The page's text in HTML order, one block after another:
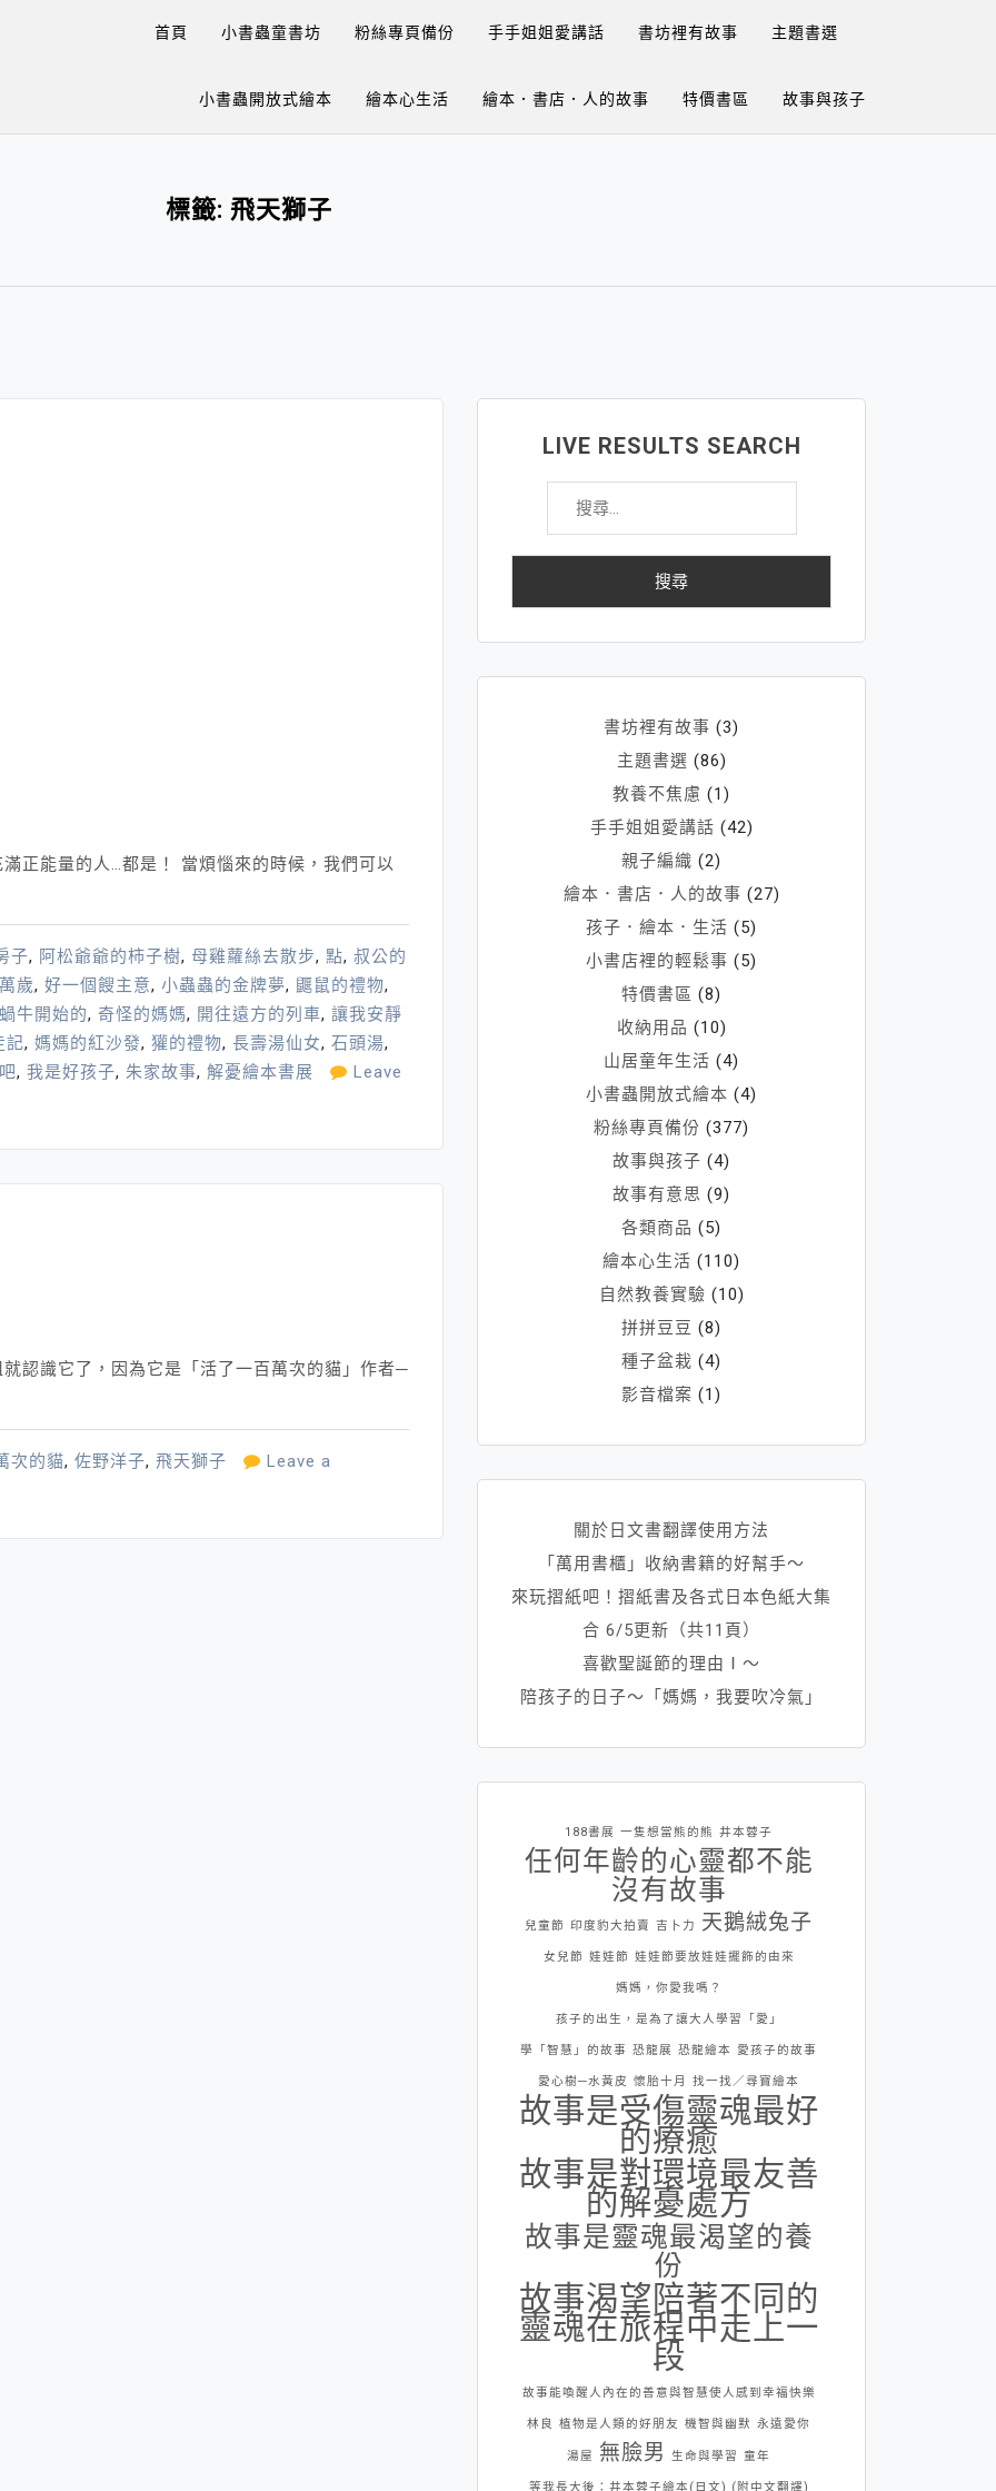
首頁 小書蟲童書坊 粉絲專頁備份 手手姐姐愛講話 書坊裡有故事 主題書選
小書蟲開放式繪本 繪本心生活 繪本．書店．人的故事 特價書區 故事與孩子
標籤: 飛天獅子
正能量的人…都是！ 當煩惱來的時候，我們可以
子, 阿松爺爺的柿子樹, 母雞蘿絲去散步, 點, 叔公的
歲, 好一個餿主意, 小蟲蟲的金牌夢, 鼴鼠的禮物,
牛開始的, 奇怪的媽媽, 開往遠方的列車, 讓我安靜
記, 媽媽的紅沙發, 獾的禮物, 長壽湯仙女, 石頭湯,
, 我是好孩子, 朱家故事, 解憂繪本書展
Leave
認識它了，因為它是「活了一百萬次的貓」作者─
次的貓, 佐野洋子, 飛天獅子
Leave a
LIVE RESULTS SEARCH
搜
關
書坊裡有故事 (3)
主題書選 (86)
教養不焦慮 (1)
手手姐姐愛講話 (42)
親子編織 (2)
繪本．書店．人的故事 (27)
孩子．繪本．生活 (5)
小書店裡的輕鬆事 (5)
特價書區 (8)
收納用品 (10)
山居童年生活 (4)
小書蟲開放式繪本 (4)
粉絲專頁備份 (377)
故事與孩子 (4)
故事有意思 (9)
各類商品 (5)
繪本心生活 (110)
自然教養實驗 (10)
拼拼豆豆 (8)
種子盆栽 (4)
影音檔案 (1)
關於日文書翻譯使用方法
「萬用書櫃」收納書籍的好幫手～
來玩摺紙吧！摺紙書及各式日本色紙大集
合 6/5更新（共11頁）
喜歡聖誕節的理由Ⅰ～
陪孩子的日子～「媽媽，我要吹冷氣」
188書展 一隻想當熊的熊 井本蓉子
任何年齡的心靈都不能
沒有故事
兒童節 印度豹大拍賣 吉卜力 天鵝絨兔子
女兒節 娃娃節 娃娃節要放娃娃擺飾的由來
媽媽，你愛我嗎？
孩子的出生，是為了讓大人學習「愛」
學「智慧」的故事 恐龍展 恐龍繪本 愛孩子的故事
愛心樹─水黃皮 懷胎十月 找一找／尋寶繪本
故事是受傷靈魂最好
的療癒
故事是對環境最友善
的解憂處方
故事是靈魂最渴望的養
份
故事渴望陪著不同的
靈魂在旅程中走上一
段
故事能喚醒人內在的善意與智慧使人感到幸福快樂
林良 植物是人類的好朋友 機智與幽默 永遠愛你
湯屋 無臉男 生命與學習 童年
等我長大後：井本蓉子繪本(日文) (附中文翻譯)